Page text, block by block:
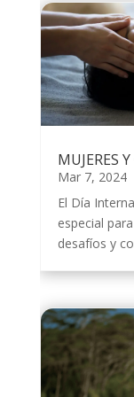
MUJERES
Mar 7, 2024
El Día
especial
desafíos y